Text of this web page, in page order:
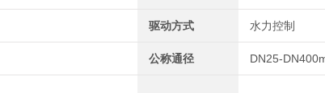
驱动方式 水力控制
公称通径 DN25-